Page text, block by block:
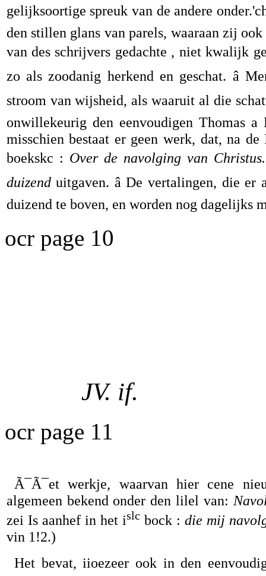
gelijksoortige spreuk van de andere
den stillen glans van parels, waaraan zij
van des schrijvers gedachte , niet kwalijk
zo als zoodanig herkend en geschat. â
stroom van wijsheid, als waaruit al die
onwillekeurig den eenvoudigen Thomas
misschien bestaat er geen werk, dat, na
boekskc : Over de navolging van Christus.
duizenduitgaven. â De vertalingen, die
duizend te boven, en worden nog dagelijks
ocr page 10
JV. if.
ocr page 11
Ã¯Ã¯et werkje, waarvan hier cene
algemeen bekend onder den lilel van:
zei Is aanhef in het islc bock : die mij
vin 1!2.)
Het bevat, iioezeer ook in den